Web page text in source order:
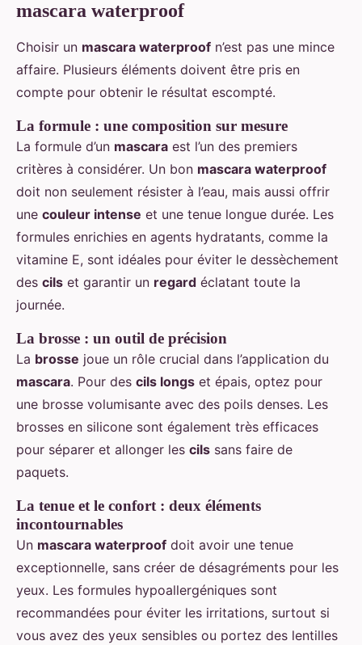
mascara waterproof
Choisir un mascara waterproof n’est pas une mince
affaire. Plusieurs éléments doivent être pris en
compte pour obtenir le résultat escompté.
La formule : une composition sur mesure
La formule d’un mascara est l’un des premiers
critères à considérer. Un bon mascara waterproof
doit non seulement résister à l’eau, mais aussi offrir
une couleur intense et une tenue longue durée. Les
formules enrichies en agents hydratants, comme la
vitamine E, sont idéales pour éviter le dessèchement
des cils et garantir un regard éclatant toute la
journée.
La brosse : un outil de précision
La brosse joue un rôle crucial dans l’application du
mascara. Pour des cils longs et épais, optez pour
une brosse volumisante avec des poils denses. Les
brosses en silicone sont également très efficaces
pour séparer et allonger les cils sans faire de
paquets.
La tenue et le confort : deux éléments
incontournables
Un mascara waterproof doit avoir une tenue
exceptionnelle, sans créer de désagréments pour les
yeux. Les formules hypoallergéniques sont
recommandées pour éviter les irritations, surtout si
vous avez des yeux sensibles ou portez des lentilles